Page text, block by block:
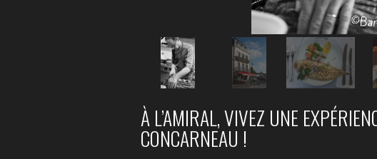
À L’AMIRAL, VIVEZ UNE
CONCARNEAU !